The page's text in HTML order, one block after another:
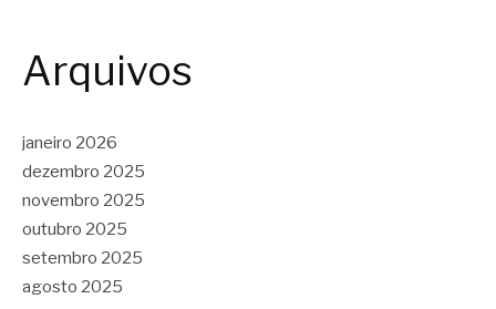
Arquivos
janeiro 2026
dezembro 2025
novembro 2025
outubro 2025
setembro 2025
agosto 2025